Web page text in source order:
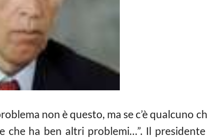
non è questo, ma se c’è qualcuno
che ha ben altri problemi…”. Il